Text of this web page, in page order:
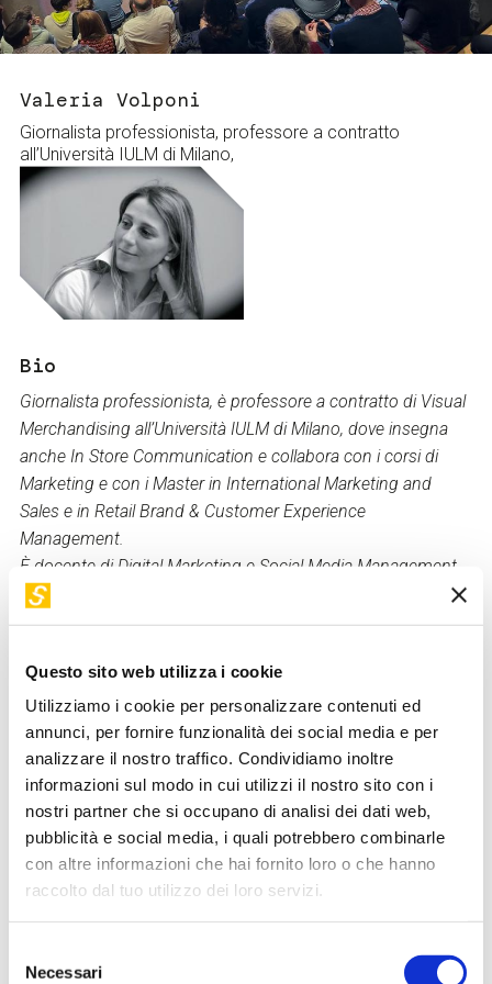
Questo sito web utilizza i cookie
Utilizziamo i cookie per personalizzare contenuti ed
annunci, per fornire funzionalità dei social media e per
analizzare il nostro traffico. Condividiamo inoltre
informazioni sul modo in cui utilizzi il nostro sito con i
nostri partner che si occupano di analisi dei dati web,
pubblicità e social media, i quali potrebbero combinarle
con altre informazioni che hai fornito loro o che hanno
raccolto dal tuo utilizzo dei loro servizi.
delNecessari
Servizi e accessibilità
Contatti
Biglietti
Valeria Volponi
Giornalista professionista, professore a contratto
all’Università IULM di Milano,
Bio
Giornalista professionista, è professore a contratto di Visual
Merchandising all’Università IULM di Milano, dove insegna
anche In Store Communication e collabora con i corsi di
Marketing e con i Master in International Marketing and
Sales e in Retail Brand & Customer Experience
Management.
È docente di Digital Marketing e Social Media Management
alla Marangoni School of Fashion di Milano.
Nel 2022 ha pubblicato, per Franco Angeli, il libro “Moda e
e social commerce” e tiene regolarmente interventi in
contesti italiani e internazionali sul tema del metaverso,
accompagnati dalla pubblicazione di paper accademici.
Torna a "I nostri relatori"
I suoi workshop in STEP